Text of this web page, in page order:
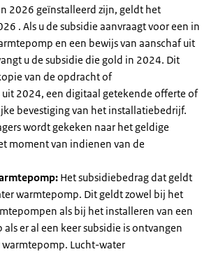
2026 geïnstalleerd zijn, geldt het
. Als u de subsidie aanvraagt voor een in
en een bewijs van aanschaf uit
u de subsidie die gold in 2024. Dit
van de opdracht of
2024, een digitaal getekende offerte of
bevestiging van het installatiebedrijf.
wordt gekeken naar het geldige
moment van indienen van de
Het subsidiebedrag dat geldt
warmtepomp. Dit geldt zowel bij het
als bij het installeren van een
er al een keer subsidie is ontvangen
Lucht-water